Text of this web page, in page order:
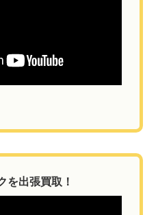
を出張買取！